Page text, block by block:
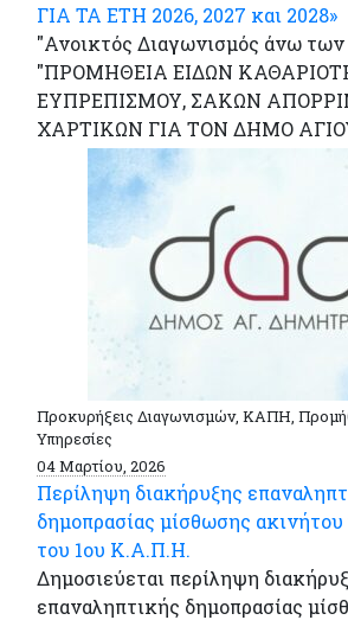
ΓΙΑ ΤΑ ΕΤΗ 2026, 2027 και 2028»
"Ανοικτός Διαγωνισμός άνω των
"ΠΡΟΜΗΘΕΙΑ ΕΙΔΩΝ
ΕΥΠΡΕΠΙΣΜΟΥ, ΣΑΚΩΝ
ΧΑΡΤΙΚΩΝ ΓΙΑ ΤΟΝ ΔΗΜΟ
Προκυρήξεις Διαγωνισμών, ΚΑΠΗ,
Υπηρεσίες
04 Μαρτίου, 2026
Περίληψη διακήρυξης
δημοπρασίας μίσθωσης
του 1ου Κ.Α.Π.Η.
Δημοσιεύεται περίληψη
επαναληπτικής δημοπρασίας